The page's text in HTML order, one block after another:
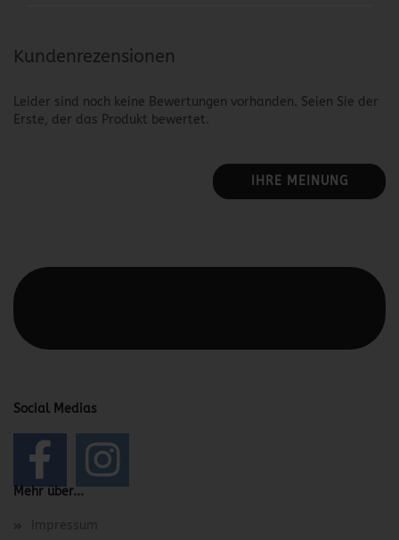
Kundenrezensionen
Leider sind noch keine Bewertungen vorhanden. Seien Sie der
Erste, der das Produkt bewertet.
IHRE MEINUNG
Social Medias
Mehr über...
Impressum